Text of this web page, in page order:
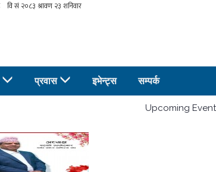
प्रवास इभेन्ट्स सम्पर्क
Upcoming